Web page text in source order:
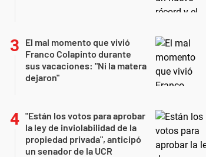
El mal momento que vivió
Franco Colapinto durante
sus vacaciones: "Ni la matera
dejaron"
"Están los votos para aprobar
la ley de inviolabilidad de la
propiedad privada", anticipó
un senador de la UCR